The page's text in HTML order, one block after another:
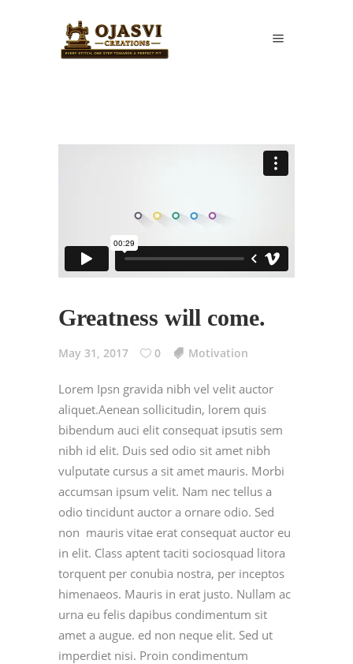
Greatness will come.
May 31, 2017 0 Motivation
Lorem Ipsn gravida nibh vel velit auctor
aliquet.Aenean sollicitudin, lorem quis
bibendum auci elit consequat ipsutis sem
nibh id elit. Duis sed odio sit amet nibh
vulputate cursus a sit amet mauris. Morbi
accumsan ipsum velit. Nam nec tellus a
odio tincidunt auctor a ornare odio. Sed
non mauris vitae erat consequat auctor eu
in elit. Class aptent taciti sociosquad litora
torquent per conubia nostra, per inceptos
himenaeos. Mauris in erat justo. Nullam ac
urna eu felis dapibus condimentum sit
amet a augue. ed non neque elit. Sed ut
imperdiet nisi. Proin condimentum